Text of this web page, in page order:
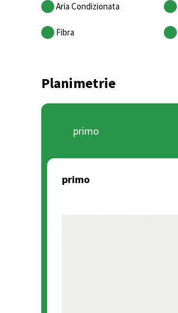
Aria Condizionata
Fibra
Planimetrie
primo
primo